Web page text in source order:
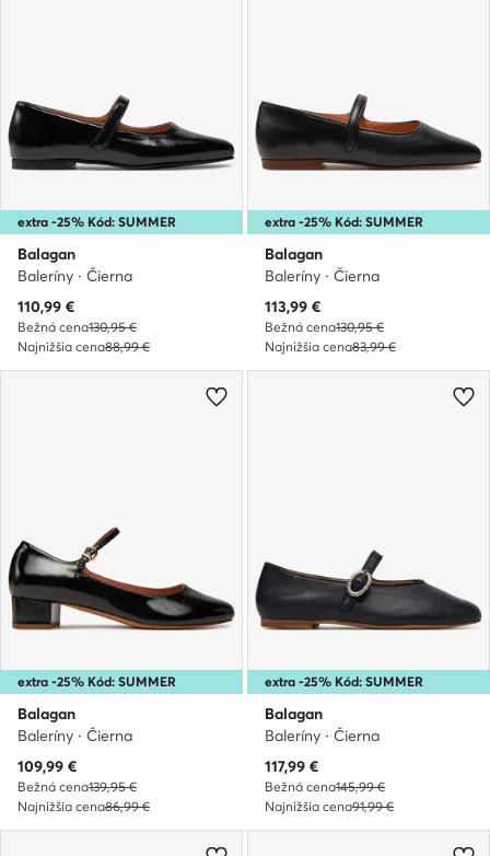
extra -25% Kód: SUMMER
Balagan
Baleríny · Čierna
Aktuálna cena
110,99 €
Bežná cena130,95 €
Najnižšia cena88,99 €
extra -25% Kód: SUMMER
Balagan
Baleríny · Čierna
Aktuálna cena
113,99 €
Bežná cena130,95 €
Najnižšia cena83,99 €
extra -25% Kód: SUMMER
Balagan
Baleríny · Čierna
Aktuálna cena
109,99 €
Bežná cena139,95 €
Najnižšia cena86,99 €
extra -25% Kód: SUMMER
Balagan
Baleríny · Čierna
Aktuálna cena
117,99 €
Bežná cena145,99 €
Najnižšia cena91,99 €